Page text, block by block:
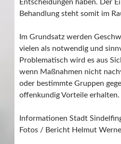
Entscheidungen haben. Der
Behandlung steht somit im
Im Grundsatz werden
vielen als notwendig und
Problematisch wird es aus
wenn Maßnahmen nicht
oder bestimmte Gruppen
offenkundig Vorteile erhalten.
Informationen Stadt
Fotos / Bericht Helmut